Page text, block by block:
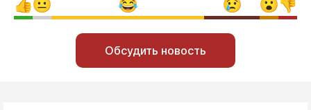
Обсудить новость